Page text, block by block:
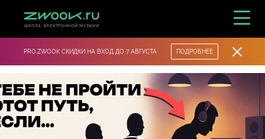
ШКОЛА ЭЛЕКТРОННОЙ МУЗЫКИ
PRO.ZWOOK СКИДКИ НА ВХОД ДО 7 АВГУСТА ПОДРОБНЕЕ